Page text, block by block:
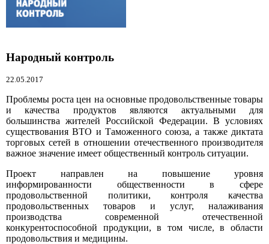
Народный контроль
22.05.2017
Проблемы роста цен на основные продовольственные товары
и качества продуктов являются актуальными для
большинства жителей Российской Федерации. В условиях
существования ВТО и Таможенного союза, а также диктата
торговых сетей в отношении отечественного производителя
важное значение имеет общественный контроль ситуации.
Проект направлен на повышение уровня
информированности общественности в сфере
продовольственной политики, контроля качества
продовольственных товаров и услуг, налаживания
производства современной отечественной
конкурентоспособной продукции, в том числе, в области
продовольствия и медицины.